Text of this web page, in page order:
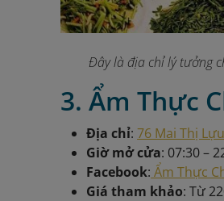
Đây là địa chỉ lý tưởng
3. Ẩm Thực
Địa chỉ:76 Mai Thị
Giờ mở cửa: 07:30 –
Facebook: Ẩm Thực
Giá tham khảo: Từ